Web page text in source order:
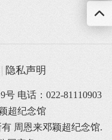
隐私声明
电话：022-81110903
超纪念馆
有 周恩来邓颖超纪念馆.